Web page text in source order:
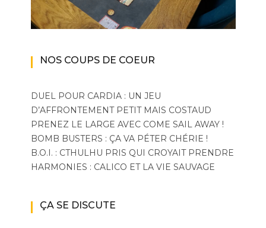
NOS COUPS DE COEUR
DUEL POUR CARDIA : UN JEU
D’AFFRONTEMENT PETIT MAIS COSTAUD
PRENEZ LE LARGE AVEC COME SAIL AWAY !
BOMB BUSTERS : ÇA VA PÉTER CHÉRIE !
B.O.I. : CTHULHU PRIS QUI CROYAIT PRENDRE
HARMONIES : CALICO ET LA VIE SAUVAGE
ÇA SE DISCUTE